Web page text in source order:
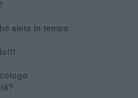
siete in tempo